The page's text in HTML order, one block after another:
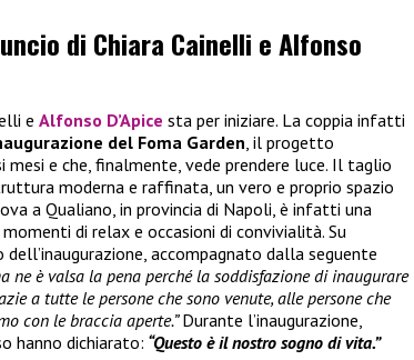
di Chiara Cainelli e Alfonso
e Alfonso D’Apice sta per iniziare. La coppia infatti
del Foma Garden, il progetto
e che, finalmente, vede prendere luce. Il taglio
moderna e raffinata, un vero e proprio spazio
a Qualiano, in provincia di Napoli, è infatti una
di relax e occasioni di convivialità. Su
accompagnato dalla seguente
ne è valsa la pena perché la soddisfazione di inaugurare
a tutte le persone che sono venute, alle persone che
con le braccia aperte.”Durante l’inaugurazione,
hanno dichiarato: “Questo è il nostro sogno di vita.”